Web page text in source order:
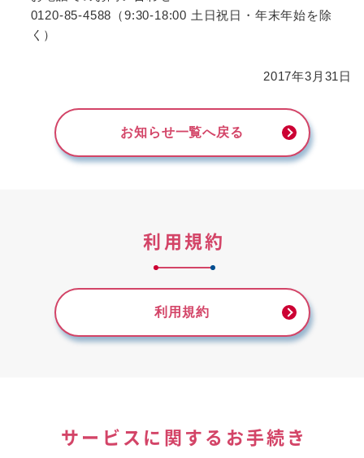
0120-85-4588（9:30-18:00 土日祝日・年末年始を除
く）
2017年3月31日
お知らせ一覧へ戻る
利用規約
利用規約
サービスに関するお手続き